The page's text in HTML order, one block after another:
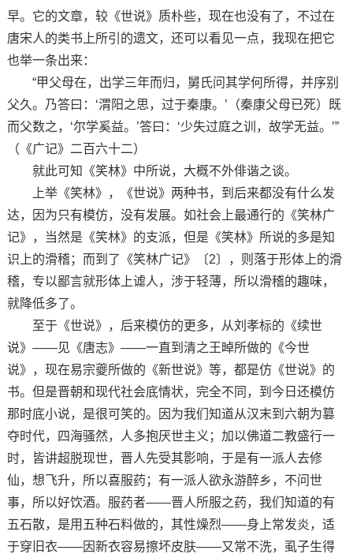
早。它的文章，较《世说》质朴些，现在也没有了，不过在
唐宋人的类书上所引的遗文，还可以看见一点，我现在把它
也举一条出来：
“甲父母在，出学三年而归，舅氏问其学何所得，并序别
父久。乃答曰：‘渭阳之思，过于秦康。’（秦康父母已死）既
而父数之，‘尔学奚益。’答曰：‘少失过庭之训，故学无益。’”
（《广记》二百六十二）
就此可知《笑林》中所说，大概不外俳谐之谈。
上举《笑林》，《世说》两种书，到后来都没有什么发
达，因为只有模仿，没有发展。如社会上最通行的《笑林广
记》，当然是《笑林》的支派，但是《笑林》所说的多是知
识上的滑稽；而到了《笑林广记》〔2〕，则落于形体上的滑
稽，专以鄙言就形体上谑人，涉于轻薄，所以滑稽的趣味，
就降低多了。
至于《世说》，后来模仿的更多，从刘孝标的《续世
说》——见《唐志》——一直到清之王晫所做的《今世
说》，现在易宗夔所做的《新世说》等，都是仿《世说》的
书。但是晋朝和现代社会底情状，完全不同，到今日还模仿
那时底小说，是很可笑的。因为我们知道从汉末到六朝为篡
夺时代，四海骚然，人多抱厌世主义；加以佛道二教盛行一
时，皆讲超脱现世，晋人先受其影响，于是有一派人去修
仙，想飞升，所以喜服药；有一派人欲永游醉乡，不问世
事，所以好饮酒。服药者——晋人所服之药，我们知道的有
五石散，是用五种石料做的，其性燥烈——身上常发炎，适
于穿旧衣——因新衣容易擦坏皮肤——又常不洗，虱子生得